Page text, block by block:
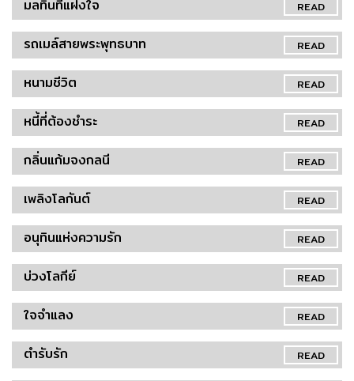
READ
มลทินที่แฝงใจ
READ
รถเมล์สายพระพุทธบาท
READ
หนามชีวิต
READ
หนี้ที่ต้องชำระ
READ
กลิ่นแก้มจงกลนี
READ
เพลิงโลกันต์
READ
อนุทินแห่งความรัก
READ
บ่วงโลกีย์
READ
ใจจำแลง
READ
ตำรับรัก